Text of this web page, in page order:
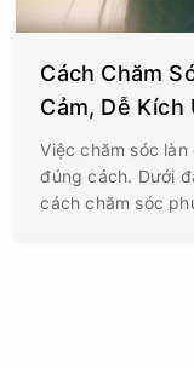
Cách Chăm
Cảm, Dễ Kích
Việc chăm sóc
đúng cách. Dưới
cách chăm sóc